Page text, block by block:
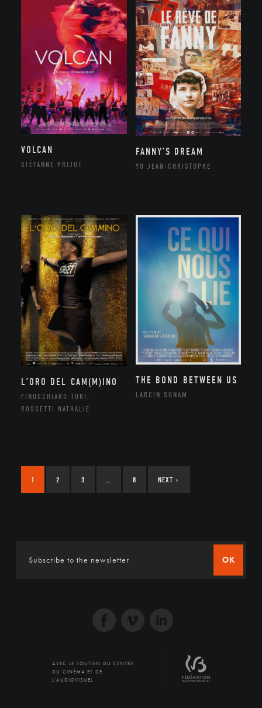
VOLCAN
STÉFANNE PRIJOT
FANNY’S DREAM
YU JEAN-CHRISTOPHE
L’ORO DEL CAM(M)INO
FINOCCHIARO TURI,
ROSSETTI NATHALIE
THE BOND BETWEEN US
LARCIN SONAM
1 2 3 8 NEXT ›
OK
AVEC LE SOUTIEN DU CENTRE
DU CINÉMA ET DE
L'AUDIOVISUEL